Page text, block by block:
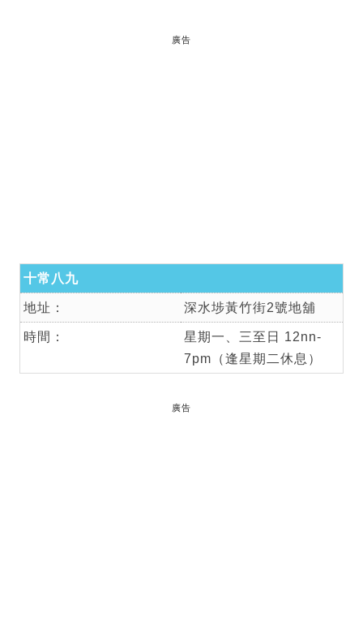
廣告
十常八九
地址： 深水埗黃竹街2號地舖
時間：
星期一、三至日 12nn-
7pm（逢星期二休息）
廣告